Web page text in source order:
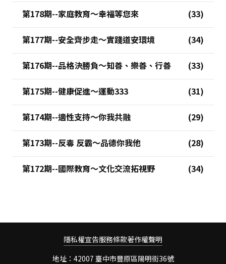
第178期--家庭教育～幸福等您來
第177期--安全齊步走～實踐道安環境
第176期--品格決勝負～知善、樂善、行善
第175期--健康促進～運動333
第174期--適性支持～你我共融
第173期--反毒 反霸～品德你我他
第172期--國際教育～文化交流拓視野
隱私權宣告服務條款著作權聲明
地址：42007 臺中市豐原區陽明街36號